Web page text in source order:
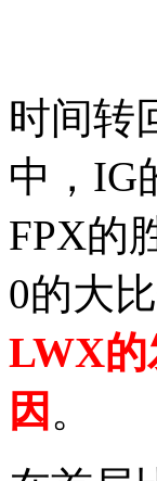
时间转
中，IG
FPX的
0的大
LWX的
因 。